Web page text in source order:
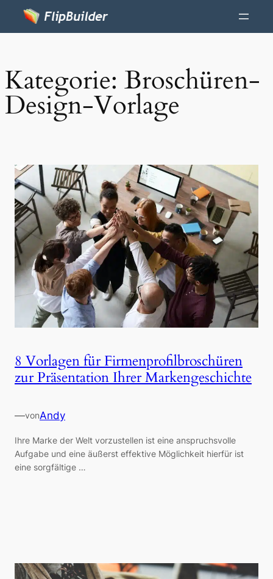
Kategorie: Broschüren-
Design-Vorlage
8 Vorlagen für Firmenprofilbroschüren
zur Präsentation Ihrer Markengeschichte
—vonAndy
Ihre Marke der Welt vorzustellen ist eine anspruchsvolle
Aufgabe und eine äußerst effektive Möglichkeit hierfür ist
eine sorgfältige …